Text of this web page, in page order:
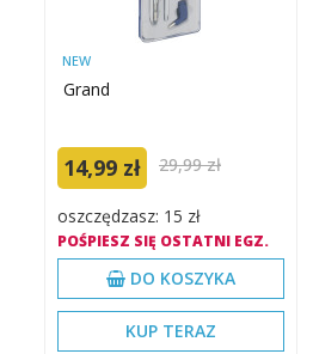
NEW
Grand
14,99 zł 29,99 zł
oszczędzasz: 15 zł
POŚPIESZ SIĘ OSTATNI EGZ.
DO KOSZYKA
KUP TERAZ